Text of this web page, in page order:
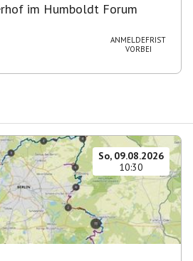
im Humboldt Forum
ANMELDEFRIST
VORBEI
So, 09.08.2026
10:30